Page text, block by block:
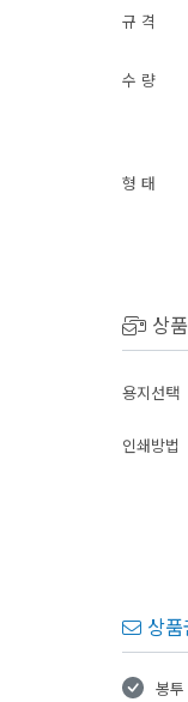
규 격
수 량
형 태
상
용지선택
인쇄방법
상
봉